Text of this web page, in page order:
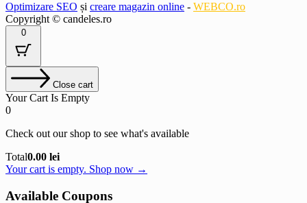
Optimizare SEO și creare magazin online - WEBCO.ro
Copyright © candeles.ro
0
Close cart
Your Cart Is Empty
0
Check out our shop to see what's available
Cart
Total:
Total0.00 lei
Your cart is empty. Shop now →
Available Coupons